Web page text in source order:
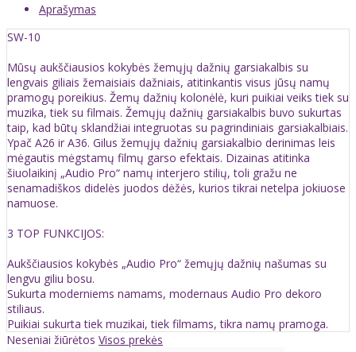
Aprašymas
SW-10
Mūsų aukščiausios kokybės žemųjų dažnių garsiakalbis su
lengvais giliais žemaisiais dažniais, atitinkantis visus jūsų namų
pramogų poreikius. Žemų dažnių kolonėlė, kuri puikiai veiks tiek su
muzika, tiek su filmais. Žemųjų dažnių garsiakalbis buvo sukurtas
taip, kad būtų sklandžiai integruotas su pagrindiniais garsiakalbiais.
Ypač A26 ir A36. Gilus žemųjų dažnių garsiakalbio derinimas leis
mėgautis mėgstamų filmų garso efektais. Dizainas atitinka
šiuolaikinį „Audio Pro“ namų interjero stilių, toli gražu ne
senamadiškos didelės juodos dėžės, kurios tikrai netelpa jokiuose
namuose.
3 TOP FUNKCIJOS:
Aukščiausios kokybės „Audio Pro“ žemųjų dažnių našumas su
lengvu giliu bosu.
Sukurta moderniems namams, modernaus Audio Pro dekoro
stiliaus.
Puikiai sukurta tiek muzikai, tiek filmams, tikra namų pramoga.
Neseniai žiūrėtos Visos prekės